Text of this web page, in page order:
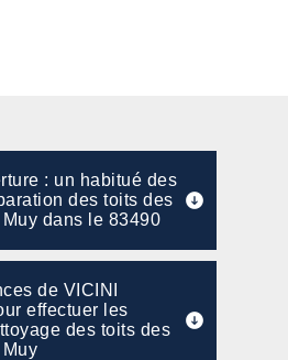
: un habitué des
des toits des
dans le 83490
de VICINI
effectuer les
des toits des